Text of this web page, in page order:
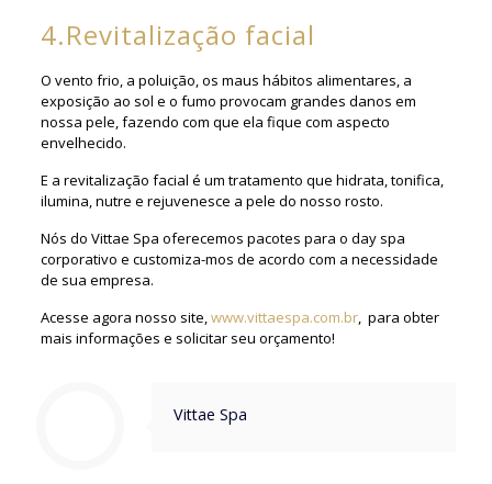
4.Revitalização facial
O vento frio, a poluição, os maus hábitos alimentares, a
exposição ao sol e o fumo provocam grandes danos em
nossa pele, fazendo com que ela fique com aspecto
envelhecido.
E a revitalização facial é um tratamento que hidrata, tonifica,
ilumina, nutre e rejuvenesce a pele do nosso rosto.
Nós do Vittae Spa oferecemos pacotes para o day spa
corporativo e customiza-mos de acordo com a necessidade
de sua empresa.
Acesse agora nosso site, www.vittaespa.com.br, para obter
mais informações e solicitar seu orçamento!
Vittae Spa